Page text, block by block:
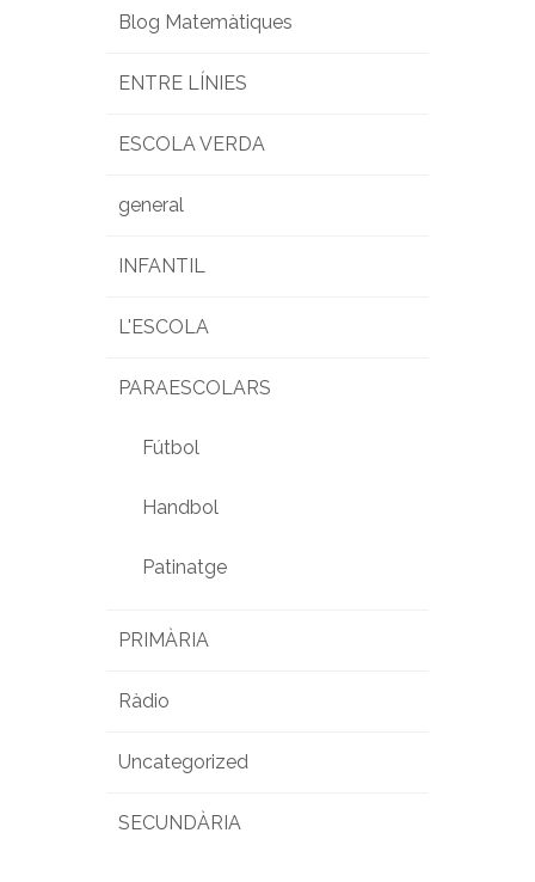
Blog Matemàtiques
ENTRE LÍNIES
ESCOLA VERDA
general
INFANTIL
L'ESCOLA
PARAESCOLARS
Fútbol
Handbol
Patinatge
PRIMÀRIA
Ràdio
Uncategorized
SECUNDÀRIA